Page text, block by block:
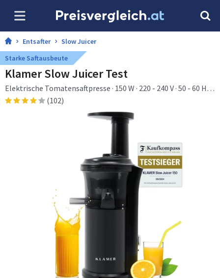
Entsafter
Slow Juicer
Starke Saftausbeute
Klamer Slow Juicer Test
Elektrische Tomatensaftpresse · 150 W · 220 - 240 V · 50 - 60 Hz ·
240 mm
(102)